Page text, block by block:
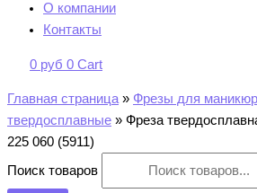
О компании
Контакты
0 руб 0 Cart
Главная страница» Фрезы для
твердосплавные » Фреза
225 060 (5911)
Поиск товаров